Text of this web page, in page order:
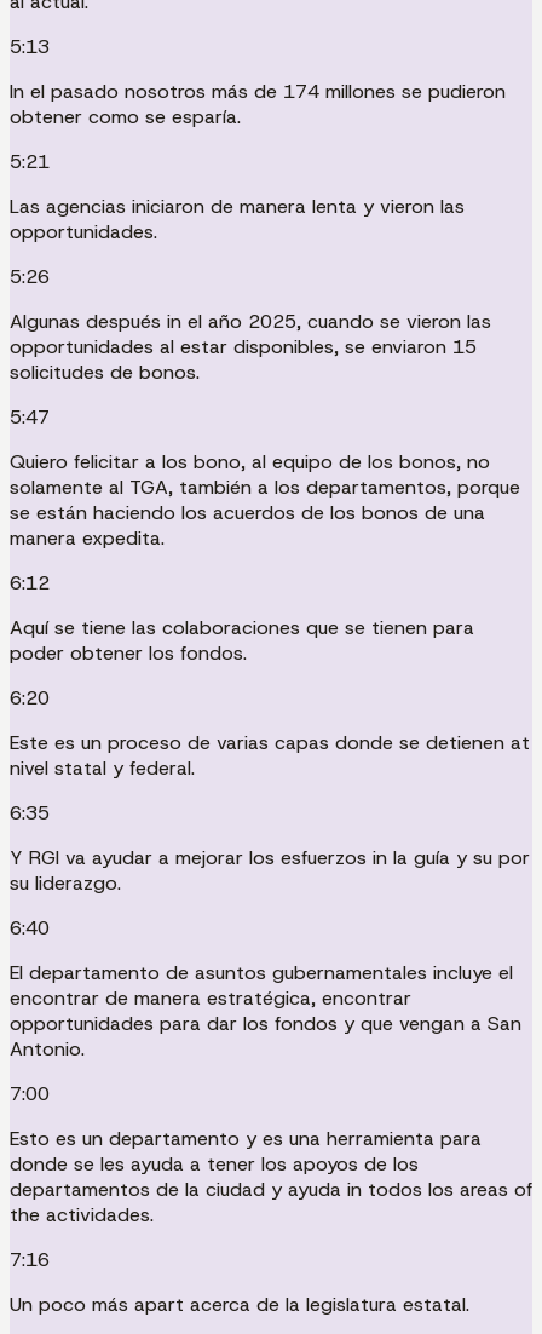
5:13
In el pasado nosotros más de 174 millones se pudieron
obtener como se esparía.
5:21
Las agencias iniciaron de manera lenta y vieron las
opportunidades.
5:26
Algunas después in el año 2025, cuando se vieron las
opportunidades al estar disponibles, se enviaron 15
solicitudes de bonos.
5:47
Quiero felicitar a los bono, al equipo de los bonos, no
solamente al TGA, también a los departamentos, porque
se están haciendo los acuerdos de los bonos de una
manera expedita.
6:12
Aquí se tiene las colaboraciones que se tienen para
poder obtener los fondos.
6:20
Este es un proceso de varias capas donde se detienen at
nivel statal y federal.
6:35
Y RGI va ayudar a mejorar los esfuerzos in la guía y su por
su liderazgo.
6:40
El departamento de asuntos gubernamentales incluye el
encontrar de manera estratégica, encontrar
opportunidades para dar los fondos y que vengan a San
Antonio.
7:00
Esto es un departamento y es una herramienta para
donde se les ayuda a tener los apoyos de los
departamentos de la ciudad y ayuda in todos los areas of
the actividades.
7:16
Un poco más apart acerca de la legislatura estatal.